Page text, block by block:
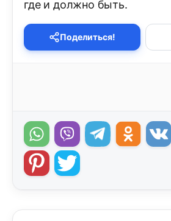
где и должно быть.
Поделиться!